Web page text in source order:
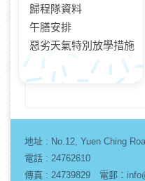
歸程隊資料
午膳安排
惡劣天氣特別放學措施
地址 : No.12, Yuen Ching
電話 : 24762610
傳真 : 24739829 電郵：